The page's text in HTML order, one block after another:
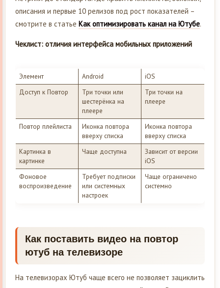
описания и первые 10 релизов под рост показателей –
смотрите в статье Как оптимизировать канал на Ютубе.
Чеклист: отличия интерфейса мобильных приложений
Элемент Android
iOS
Доступ к Повтор
Три точки или
шестерёнка на
плеере
Три точки на
плеере
Повтор плейлиста
Иконка повтора
вверху списка
Иконка повтора
вверху списка
Картинка в
картинке
Чаще доступна
Зависит от версии
iOS
Фоновое
воспроизведение
Требует подписки
или системных
настроек
Чаще ограничено
системно
Как поставить видео на повтор
ютуб на телевизоре
На телевизорах Ютуб чаще всего не позволяет зациклить